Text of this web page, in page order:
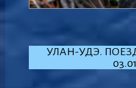
УЛАН-УДЭ.